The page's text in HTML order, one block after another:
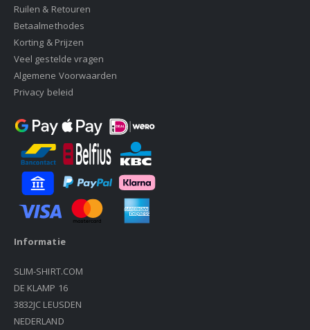
Ruilen & Retouren
Betaalmethodes
Korting & Prijzen
Veel gestelde vragen
Algemene Voorwaarden
Privacy beleid
Informatie
SLIM-SHIRT.COM
DE KLAMP 16
3832JC LEUSDEN
NEDERLAND